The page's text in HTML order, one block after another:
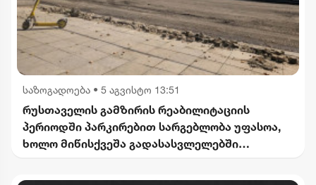
საზოგადოება • 5 აგვისტო 13:51
რუსთაველის გამზირის რეაბილიტაციის
პერიოდში პარკირებით სარგებლობა უფასოა,
ხოლო მიწისქვეშა გადასასვლელებში
გათავისუფლდებიან გადასახადებისგან